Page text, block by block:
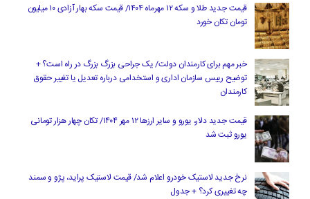
قیمت جدید طلا و سکه ۱۲ مهرماه ۱۴۰۴/ قیمت سکه بهار آزادی ۱۰ میلیون
تومان تکان خورد
خبر مهم برای کارمندان دولت/ یک جراحی بزرگ بزرگ در راه است؟ +
توضیح رییس سازمان اداری و استخدامی درباره تعدیل یا تغییر حقوق
کارمندان
قیمت جدید دلار، یورو و سایر ارزها ۱۲ مهر ۱۴۰۴/ تکان چهار هزار تومانی
یورو ثبت شد
نرخ جدید لاستیک خودرو اعلام شد/ قیمت لاستیک پراید، پژو و سمند
چه تغییری کرد؟ + جدول